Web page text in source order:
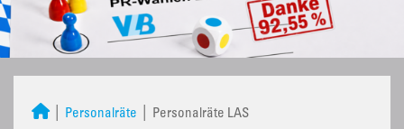
Personalräte Personalräte LAS